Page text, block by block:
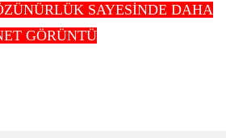
SAYESİNDE DAHA
GÖRÜNTÜ